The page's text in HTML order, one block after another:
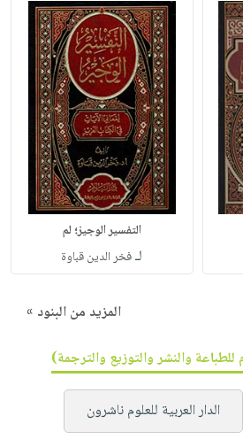
التفسير الوجيز؛ لم
لـفخر الدين قباوة
المزيد من البنود »
والنشر والتوزيع والترجمة)
الدار العربية للعلوم ناشرون